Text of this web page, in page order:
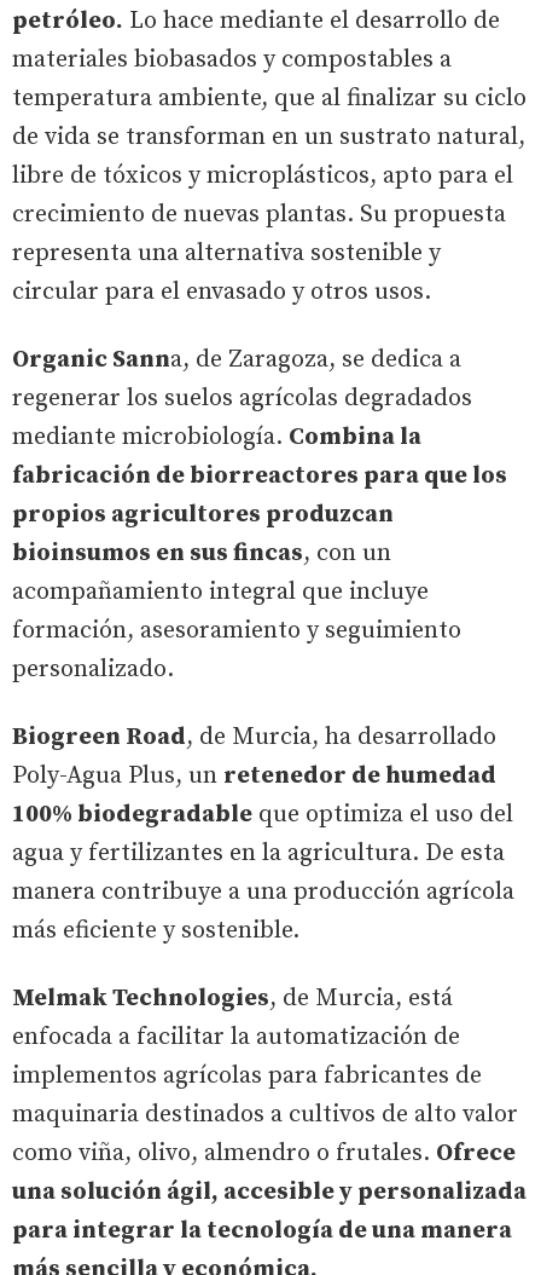
petróleo. Lo hace mediante el desarrollo de
materiales biobasados y compostables a
temperatura ambiente, que al finalizar su ciclo
de vida se transforman en un sustrato natural,
libre de tóxicos y microplásticos, apto para el
crecimiento de nuevas plantas. Su propuesta
representa una alternativa sostenible y
circular para el envasado y otros usos.
Organic Sanna, de Zaragoza, se dedica a
regenerar los suelos agrícolas degradados
mediante microbiología. Combina la
fabricación de biorreactores para que los
propios agricultores produzcan
bioinsumos en sus fincas, con un
acompañamiento integral que incluye
formación, asesoramiento y seguimiento
personalizado.
Biogreen Road, de Murcia, ha desarrollado
Poly-Agua Plus, un retenedor de humedad
100% biodegradable que optimiza el uso del
agua y fertilizantes en la agricultura. De esta
manera contribuye a una producción agrícola
más eficiente y sostenible.
Melmak Technologies, de Murcia, está
enfocada a facilitar la automatización de
implementos agrícolas para fabricantes de
maquinaria destinados a cultivos de alto valor
como viña, olivo, almendro o frutales. Ofrece
una solución ágil, accesible y personalizada
para integrar la tecnología de una manera